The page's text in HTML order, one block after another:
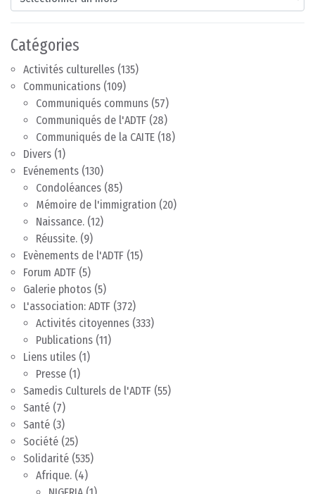
Catégories
Activités culturelles (135)
Communications (109)
Communiqués communs (57)
Communiqués de l'ADTF (28)
Communiqués de la CAITE (18)
Divers (1)
Evénements (130)
Condoléances (85)
Mémoire de l'immigration (20)
Naissance. (12)
Réussite. (9)
Evènements de l'ADTF (15)
Forum ADTF (5)
Galerie photos (5)
L'association: ADTF (372)
Activités citoyennes (333)
Publications (11)
Liens utiles (1)
Presse (1)
Samedis Culturels de l'ADTF (55)
Santé (7)
Santé (3)
Société (25)
Solidarité (535)
Afrique. (4)